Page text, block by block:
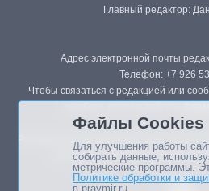
Главный редактор:
Адрес электронной почты
Телефон: +7 926
Чтобы связаться с редакцией или
Републикация материалов сайта в
возможна только с письменного
Файлы Cookies
Для улучшения работы
собирать данные,
метрические программы.
Политике обработки и
в pravmir.ru